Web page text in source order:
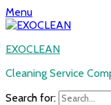
Menu
EXOCLEAN
Cleaning Service
Search for: